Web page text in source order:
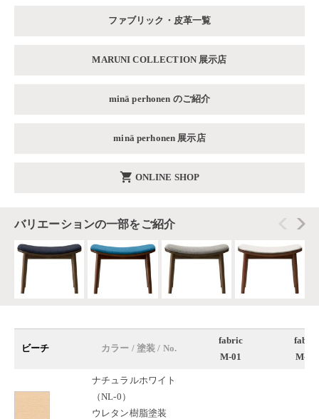
ファブリック・皮革一覧
MARUNI COLLECTION 展示店
minä perhonen のご紹介
minä perhonen 展示店
shopping_cart ONLINE SHOP
バリエーションの一部をご紹介
ビーチ カラー / 塗装 / No.
fabric
M-01
fabric
M-02
ナチュラルホワイト
（NL-0）
ウレタン樹脂塗装